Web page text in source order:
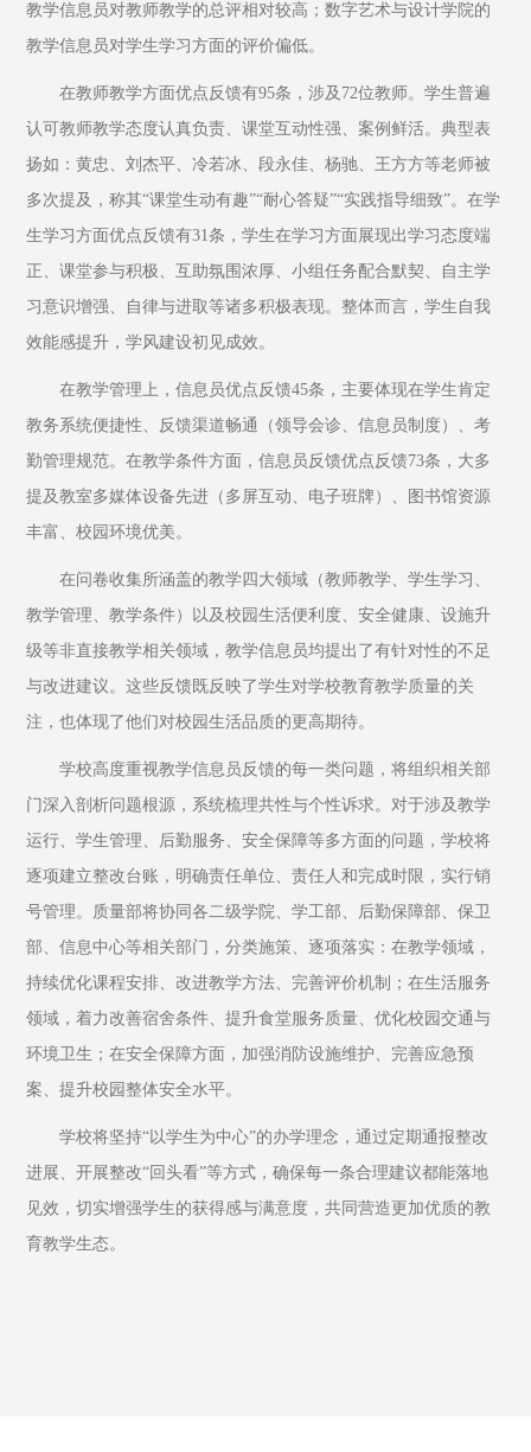
教学信息员对教师教学的总评相对较高；数字艺术与设计学院的
教学信息员对学生学习方面的评价偏低。
在教师教学方面优点反馈有95条，涉及72位教师。学生普遍
认可教师教学态度认真负责、课堂互动性强、案例鲜活。典型表
扬如：黄忠、刘杰平、冷若冰、段永佳、杨驰、王方方等老师被
多次提及，称其“课堂生动有趣”“耐心答疑”“实践指导细致”。在学
生学习方面优点反馈有31条，学生在学习方面展现出学习态度端
正、课堂参与积极、互助氛围浓厚、小组任务配合默契、自主学
习意识增强、自律与进取等诸多积极表现。整体而言，学生自我
效能感提升，学风建设初见成效。
在教学管理上，信息员优点反馈45条，主要体现在学生肯定
教务系统便捷性、反馈渠道畅通（领导会诊、信息员制度）、考
勤管理规范。在教学条件方面，信息员反馈优点反馈73条，大多
提及教室多媒体设备先进（多屏互动、电子班牌）、图书馆资源
丰富、校园环境优美。
在问卷收集所涵盖的教学四大领域（教师教学、学生学习、
教学管理、教学条件）以及校园生活便利度、安全健康、设施升
级等非直接教学相关领域，教学信息员均提出了有针对性的不足
与改进建议。这些反馈既反映了学生对学校教育教学质量的关
注，也体现了他们对校园生活品质的更高期待。
学校高度重视教学信息员反馈的每一类问题，将组织相关部
门深入剖析问题根源，系统梳理共性与个性诉求。对于涉及教学
运行、学生管理、后勤服务、安全保障等多方面的问题，学校将
逐项建立整改台账，明确责任单位、责任人和完成时限，实行销
号管理。质量部将协同各二级学院、学工部、后勤保障部、保卫
部、信息中心等相关部门，分类施策、逐项落实：在教学领域，
持续优化课程安排、改进教学方法、完善评价机制；在生活服务
领域，着力改善宿舍条件、提升食堂服务质量、优化校园交通与
环境卫生；在安全保障方面，加强消防设施维护、完善应急预
案、提升校园整体安全水平。
学校将坚持“以学生为中心”的办学理念，通过定期通报整改
进展、开展整改“回头看”等方式，确保每一条合理建议都能落地
见效，切实增强学生的获得感与满意度，共同营造更加优质的教
育教学生态。